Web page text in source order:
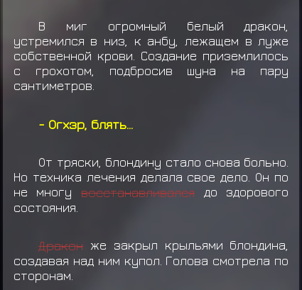
В миг огромный белый дракон,
устремился в низ, к анбу, лежащем в луже
собственной крови. Создание приземлилось
с грохотом, подбросив шуна на пару
сантиметров.
- Огхзр, блять...
От тряски, блондину стало снова больно.
Но техника лечения делала свое дело. Он по
не многу восстанавливался до здорового
состояния.
Драконже закрыл крыльями блондина,
создавая над ним купол. Голова смотрела по
сторонам.